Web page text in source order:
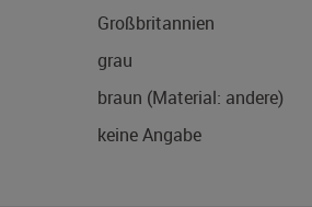
Großbritannien
grau
braun (Material: andere)
keine Angabe